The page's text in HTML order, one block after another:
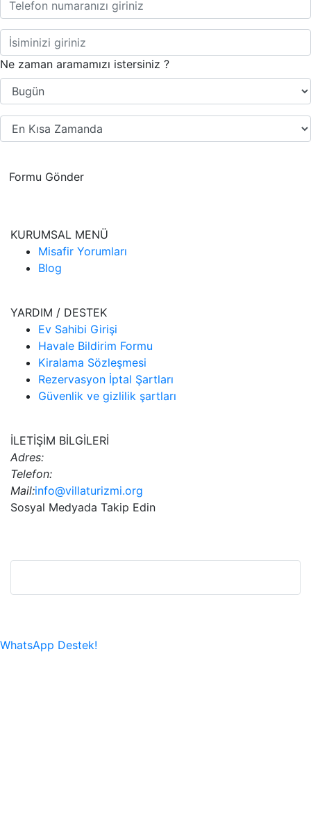
Ne zaman aramamızı istersiniz ?
Formu Gönder
KURUMSAL MENÜ
Misafir Yorumları
Blog
YARDIM / DESTEK
Ev Sahibi Girişi
Havale Bildirim Formu
Kiralama Sözleşmesi
Rezervasyon İptal Şartları
Güvenlik ve gizlilik şartları
İLETİŞİM BİLGİLERİ
Adres:
Telefon:
Mail:info@villaturizmi.org
Sosyal Medyada Takip Edin
WhatsApp Destek!